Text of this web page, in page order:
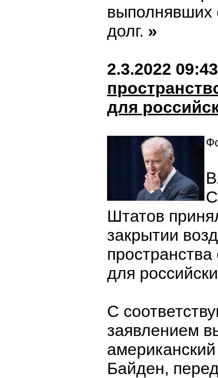
выполнявших
долг. »
2.3.2022 09:43
для
Штатов
закрытии
для
С
заявлением
Байден,